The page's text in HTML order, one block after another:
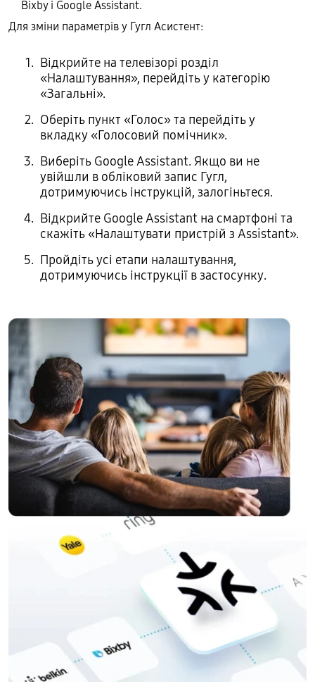
Bixby і Google Assistant.
Для зміни параметрів у Гугл Асистент:
Відкрийте на телевізорі розділ
«Налаштування», перейдіть у категорію
«Загальні».
Оберіть пункт «Голос» та перейдіть у
вкладку «Голосовий помічник».
Виберіть Google Assistant. Якщо ви не
увійшли в обліковий запис Гугл,
дотримуючись інструкцій, залогіньтеся.
Відкрийте Google Assistant на смартфоні та
скажіть «Налаштувати пристрій з Assistant».
Пройдіть усі етапи налаштування,
дотримуючись інструкції в застосунку.